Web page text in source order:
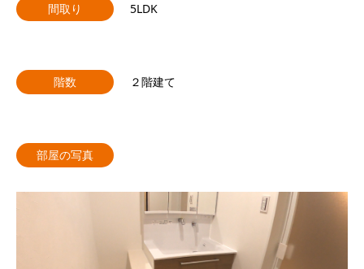
間取り 5LDK
階数 ２階建て
部屋の写真